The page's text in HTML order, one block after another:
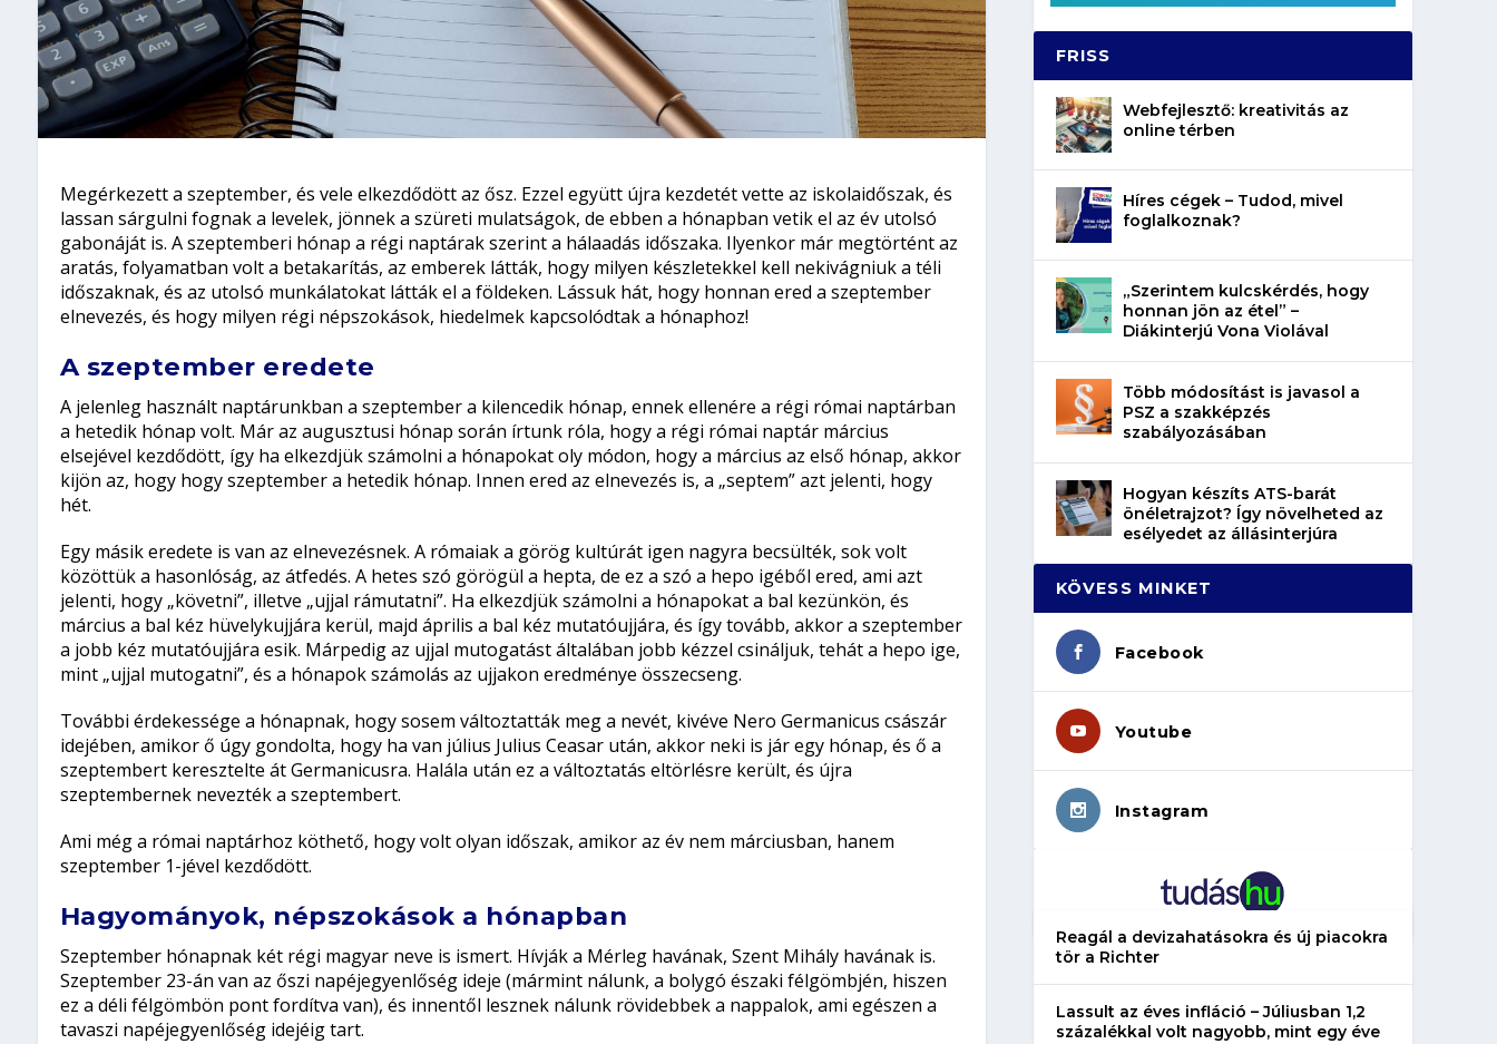
Megérkezett a szeptember, és vele elkezdődött az ősz. Ezzel együtt újra kezdetét vette az iskolaidőszak, és
lassan sárgulni fognak a levelek, jönnek a szüreti mulatságok, de ebben a hónapban vetik el az év utolsó
gabonáját is. A szeptemberi hónap a régi naptárak szerint a hálaadás időszaka. Ilyenkor már megtörtént az
aratás, folyamatban volt a betakarítás, az emberek látták, hogy milyen készletekkel kell nekivágniuk a téli
időszaknak, és az utolsó munkálatokat látták el a földeken. Lássuk hát, hogy honnan ered a szeptember
elnevezés, és hogy milyen régi népszokások, hiedelmek kapcsolódtak a hónaphoz!
A szeptember eredete
A jelenleg használt naptárunkban a szeptember a kilencedik hónap, ennek ellenére a régi római naptárban
a hetedik hónap volt. Már az augusztusi hónap során írtunk róla, hogy a régi római naptár március
elsejével kezdődött, így ha elkezdjük számolni a hónapokat oly módon, hogy a március az első hónap, akkor
kijön az, hogy hogy szeptember a hetedik hónap. Innen ered az elnevezés is, a „septem” azt jelenti, hogy
hét.
Egy másik eredete is van az elnevezésnek. A rómaiak a görög kultúrát igen nagyra becsülték, sok volt
közöttük a hasonlóság, az átfedés. A hetes szó görögül a hepta, de ez a szó a hepo igéből ered, ami azt
jelenti, hogy „követni”, illetve „ujjal rámutatni”. Ha elkezdjük számolni a hónapokat a bal kezünkön, és
március a bal kéz hüvelykujjára kerül, majd április a bal kéz mutatóujjára, és így tovább, akkor a szeptember
a jobb kéz mutatóujjára esik. Márpedig az ujjal mutogatást általában jobb kézzel csináljuk, tehát a hepo ige,
mint „ujjal mutogatni”, és a hónapok számolás az ujjakon eredménye összecseng.
További érdekessége a hónapnak, hogy sosem változtatták meg a nevét, kivéve Nero Germanicus császár
idejében, amikor ő úgy gondolta, hogy ha van július Julius Ceasar után, akkor neki is jár egy hónap, és ő a
szeptembert keresztelte át Germanicusra. Halála után ez a változtatás eltörlésre került, és újra
szeptembernek nevezték a szeptembert.
Ami még a római naptárhoz köthető, hogy volt olyan időszak, amikor az év nem márciusban, hanem
szeptember 1-jével kezdődött.
Hagyományok, népszokások a hónapban
Szeptember hónapnak két régi magyar neve is ismert. Hívják a Mérleg havának, Szent Mihály havának is.
Szeptember 23-án van az őszi napéjegyenlőség ideje (mármint nálunk, a bolygó északi félgömbjén, hiszen
ez a déli félgömbön pont fordítva van), és innentől lesznek nálunk rövidebbek a nappalok, ami egészen a
tavaszi napéjegyenlőség idejéig tart.
FRISS
Webfejlesztő: kreativitás az
online térben
Híres cégek – Tudod, mivel
foglalkoznak?
„Szerintem kulcskérdés, hogy
honnan jön az étel” –
Diákinterjú Vona Violával
Több módosítást is javasol a
PSZ a szakképzés
szabályozásában
Hogyan készíts ATS-barát
önéletrajzot? Így növelheted az
esélyedet az állásinterjúra
KÖVESS MINKET
Facebook
Youtube
Instagram
Reagál a devizahatásokra és új piacokra
tör a Richter
Lassult az éves infláció – Júliusban 1,2
százalékkal volt nagyobb, mint egy éve